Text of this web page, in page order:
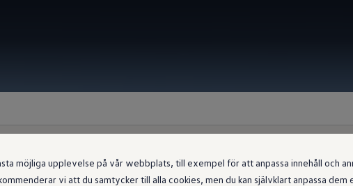
möjliga upplevelse på vår webbplats, till exempel för att anpassa innehåll och
vi att du samtycker till alla cookies, men du kan självklart anpassa dem